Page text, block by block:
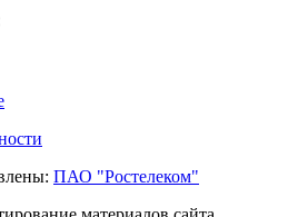
ПАО "Ростелеком"